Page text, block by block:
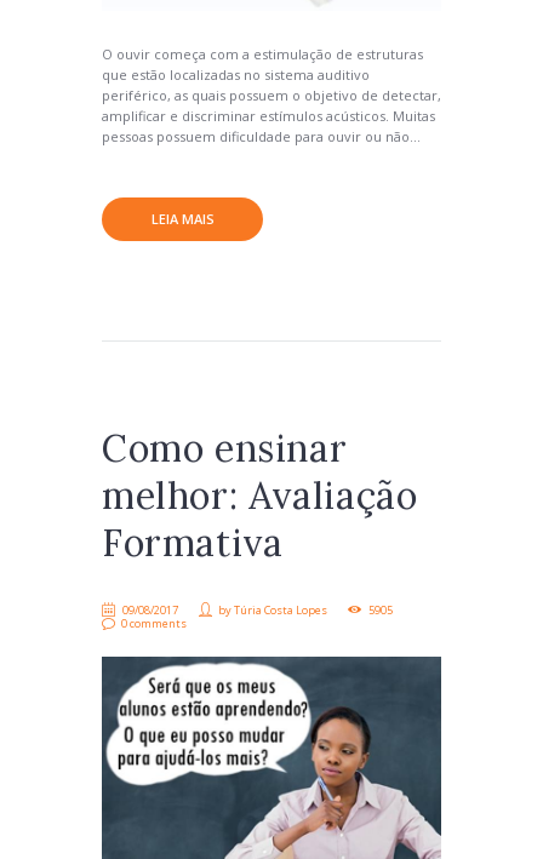
O ouvir começa com a estimulação de estruturas
que estão localizadas no sistema auditivo
periférico, as quais possuem o objetivo de detectar,
amplificar e discriminar estímulos acústicos. Muitas
pessoas possuem dificuldade para ouvir ou não...
LEIA MAIS
Como ensinar
melhor: Avaliação
Formativa
09/08/2017 byTúria Costa Lopes
5905
0 comments